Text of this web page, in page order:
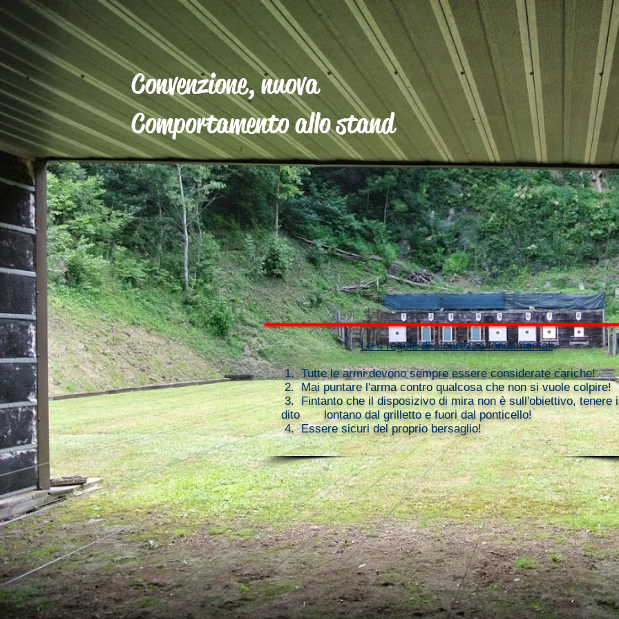
Convenzione, nuova
Comportamento allo stand
Le 4 regole di sicurezza fondamentali
1. Tutte le armi devono sempre essere considerate cariche!
2. Mai puntare l'arma contro qualcosa che non si vuole colpire!
3. Fintanto che il disposizivo di mira non è sull'obiettivo, tenere
dito lontano dal grilletto e fuori dal ponticello!
4. Essere sicuri del proprio bersaglio!